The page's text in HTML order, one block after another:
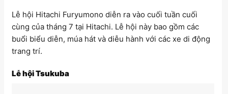
Lễ hội Hitachi Furyumono diễn ra vào cuối tuần cuối
cùng của tháng 7 tại Hitachi. Lễ hội này bao gồm các
buổi biểu diễn, múa hát và diễu hành với các xe di động
trang trí.
Lễ hội Tsukuba